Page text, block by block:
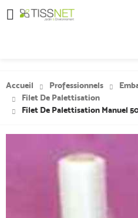
Accueil Professionnels
Filet De Palettisation
Filet De Palettisation Manuel